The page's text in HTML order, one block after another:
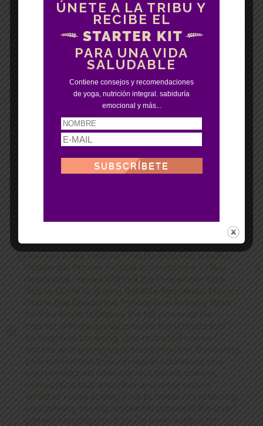
Sabiduría Emocional y más...
Entradas recientes
The importance of trusted payment methods at
online casinos: safety first!
Britain’s Escalating Fascination with Virtual Reality
Here are a few options: Find the Best Place to Buy
Residential Proxies for Your Business How to Buy
Residential Proxies Without the Overwhelm Your
Simple Guide to Buying Reliable Residential Proxies
Online Buy Residential Proxies That Actually Work
for Your Projects Unlock the full power of the
internet with residential proxies, the ultimate tool
for seamless browsing, geo-restricted content
access, and anonymous data collection. By routing
your connection through real IP addresses, you
gain unmatched reliability and speed, making
every online task smoother and more secure.
Whether you’re scaling your business or protecting
your privacy, buying residential proxies is the smart,
game-changing move you’ve been waiting for.
ÚNETE A LA TRIBU Y
RECIBE EL
PARA UNA VIDA
SALUDABLE
Contiene consejos y recomendaciones
de yoga, nutrición integral. sabiduría
emocional y más...